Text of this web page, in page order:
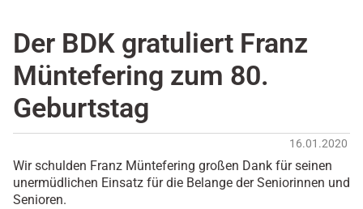
Der BDK gratuliert Franz
Müntefering zum 80.
Geburtstag
16.01.2020
Wir schulden Franz Müntefering großen Dank für seinen
unermüdlichen Einsatz für die Belange der Seniorinnen und
Senioren.